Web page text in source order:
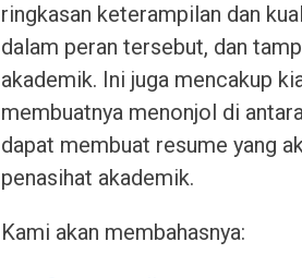
ringkasan keterampilan dan
dalam peran tersebut, dan
akademik. Ini juga mencakup
membuatnya menonjol di
dapat membuat resume yang
penasihat akademik.
Kami akan membahasnya: